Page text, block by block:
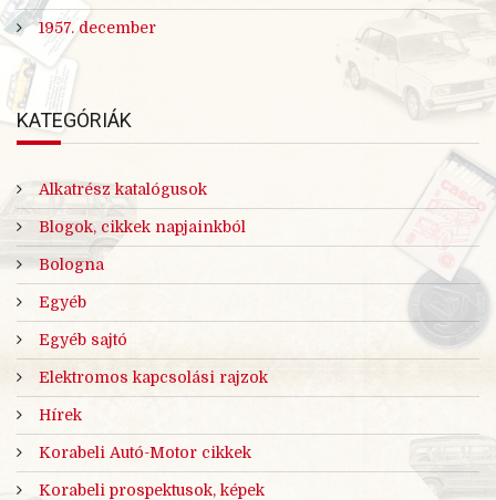
1957. december
KATEGÓRIÁK
Alkatrész katalógusok
Blogok, cikkek napjainkból
Bologna
Egyéb
Egyéb sajtó
Elektromos kapcsolási rajzok
Hírek
Korabeli Autó-Motor cikkek
Korabeli prospektusok, képek